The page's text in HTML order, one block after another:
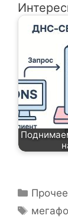
Рубрики
Прочее
Метки